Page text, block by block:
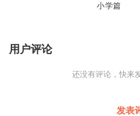
小学篇
用户评论
还没有评论，快来
发表